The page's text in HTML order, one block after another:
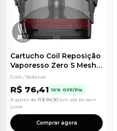
Cartucho Coil Reposição
Vaporesso Zero S Mesh
Coil 1.0 e 1.2
Coils / Bobinas
R$ 76,41 10% OFF/Pix
A partir de R$ 84,90 em até 6x sem
juros
Comprar agora